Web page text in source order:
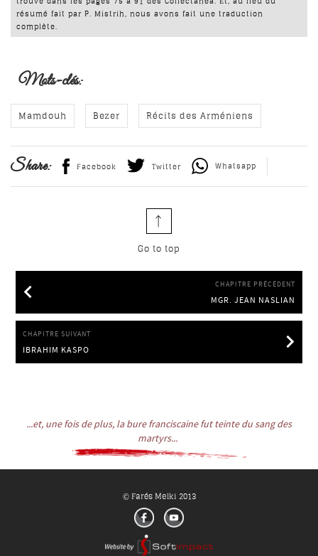
résumé fait par P. Mistrih, nous avons fait une traduction
complète.
Mots-clés:
Mamdouh Bezer Récits des Arméniens
Share: Facebook Twitter Whatsapp
Go to top
CHAPITRE PRÉCÉDENT
MGR. JEAN NASLIAN
MGR. JEAN NASLIAN
CHAPITRE SUIVANT
IBRAHIM KASPO
IBRAHIM KASPO
...et, une fois de plus, la bure franciscaine fut teinte du sang des
martyrs...
© Farés Melki 2013